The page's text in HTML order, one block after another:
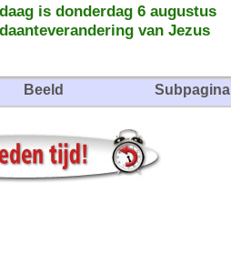
is donderdag 6 augustus
van Jezus
Beeld Subpagina